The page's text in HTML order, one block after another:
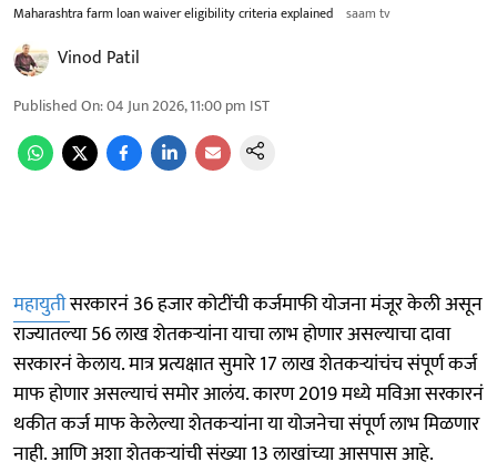
Maharashtra farm loan waiver eligibility criteria explained saam tv
Vinod Patil
Published On:04 Jun 2026, 11:00 pm IST
महायुतीसरकारनं 36 हजार कोटींची कर्जमाफी योजना मंजूर केली असून
राज्यातल्या 56 लाख शेतकऱ्यांना याचा लाभ होणार असल्याचा दावा
सरकारनं केलाय. मात्र प्रत्यक्षात सुमारे 17 लाख शेतकऱ्यांचंच संपूर्ण कर्ज
माफ होणार असल्याचं समोर आलंय. कारण 2019 मध्ये मविआ सरकारनं
थकीत कर्ज माफ केलेल्या शेतकऱ्यांना या योजनेचा संपूर्ण लाभ मिळणार
नाही. आणि अशा शेतकऱ्यांची संख्या 13 लाखांच्या आसपास आहे.